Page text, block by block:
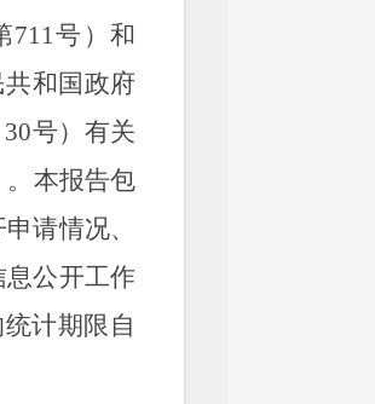
711号）和
和国政府
号）有关
。本报告包
请情况、
公开工作
计期限自